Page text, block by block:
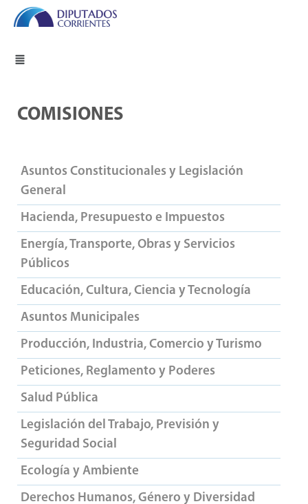
COMISIONES
Asuntos Constitucionales y Legislación
General
Hacienda, Presupuesto e Impuestos
Energía, Transporte, Obras y Servicios
Públicos
Educación, Cultura, Ciencia y Tecnología
Asuntos Municipales
Producción, Industria, Comercio y Turismo
Peticiones, Reglamento y Poderes
Salud Pública
Legislación del Trabajo, Previsión y
Seguridad Social
Ecología y Ambiente
Derechos Humanos, Género y Diversidad